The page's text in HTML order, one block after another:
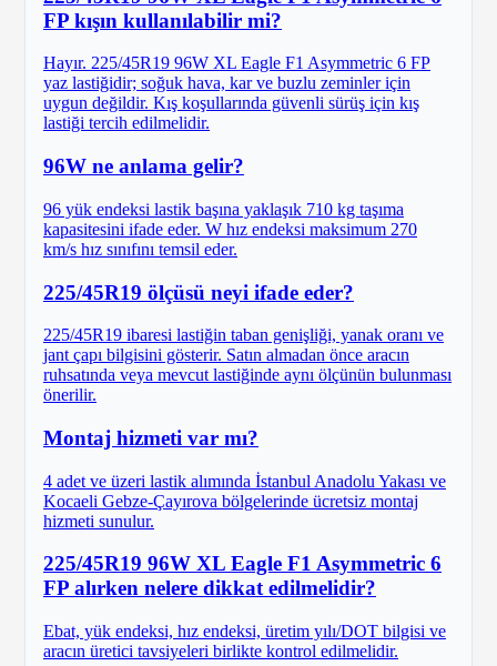
FP kışın kullanılabilir mi?
Hayır. 225/45R19 96W XL Eagle F1 Asymmetric 6 FP
yaz lastiğidir; soğuk hava, kar ve buzlu zeminler için
uygun değildir. Kış koşullarında güvenli sürüş için kış
lastiği tercih edilmelidir.
96W ne anlama gelir?
96 yük endeksi lastik başına yaklaşık 710 kg taşıma
kapasitesini ifade eder. W hız endeksi maksimum 270
km/s hız sınıfını temsil eder.
225/45R19 ölçüsü neyi ifade eder?
225/45R19 ibaresi lastiğin taban genişliği, yanak oranı ve
jant çapı bilgisini gösterir. Satın almadan önce aracın
ruhsatında veya mevcut lastiğinde aynı ölçünün bulunması
önerilir.
Montaj hizmeti var mı?
4 adet ve üzeri lastik alımında İstanbul Anadolu Yakası ve
Kocaeli Gebze-Çayırova bölgelerinde ücretsiz montaj
hizmeti sunulur.
225/45R19 96W XL Eagle F1 Asymmetric 6
FP alırken nelere dikkat edilmelidir?
Ebat, yük endeksi, hız endeksi, üretim yılı/DOT bilgisi ve
aracın üretici tavsiyeleri birlikte kontrol edilmelidir.